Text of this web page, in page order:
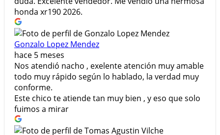
honda xr190 2026.
Gonzalo Lopez Mendez
hace 5 meses
Nos atendió nacho , exelente atención muy amable
todo muy rápido según lo hablado, la verdad muy
conforme.
Este chico te atiende tan muy bien , y eso que solo
fuimos a mirar